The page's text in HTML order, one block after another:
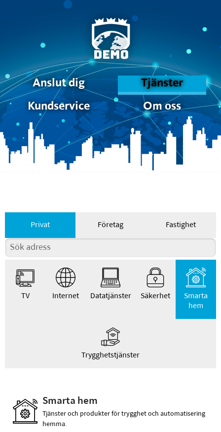
Anslut dig
Tjänster
Kundservice
Om oss
Privat Företag Fastighet
TV Internet Datatjänster Säkerhet
Smarta
hem
Trygghetstjänster
Smarta hem
Tjänster och produkter för trygghet och automatisering
hemma.